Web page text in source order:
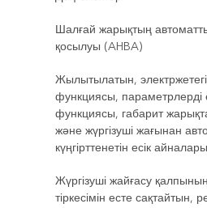
Шалғай жарықтың
қосылуы (AHBA)
Жылытылатын,
функциясы, параметрлерді
функциясы, габарит
және жүргізуші жағынан
күңгірттенетін есік айналары
Жүргізуші жайғасу
тіркесімін есте сақтайтын,